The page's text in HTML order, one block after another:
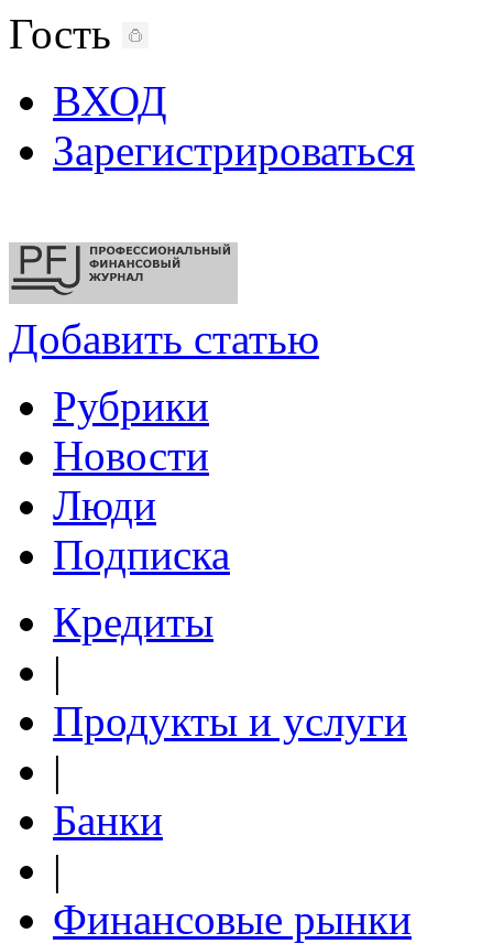
Гость
ВХОД
Зарегистрироваться
Добавить статью
Рубрики
Новости
Люди
Подписка
Кредиты
|
Продукты и услуги
|
Банки
|
Финансовые рынки